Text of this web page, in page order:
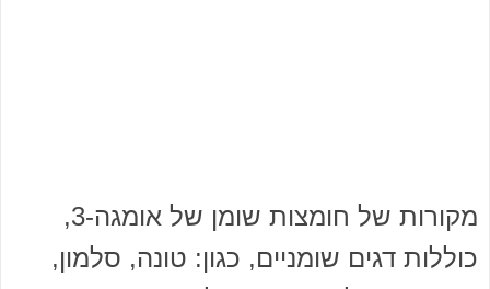
מקורות של חומצות שומן של אומגה-3,
כוללות דגים שומניים, כגון: טונה, סלמון,